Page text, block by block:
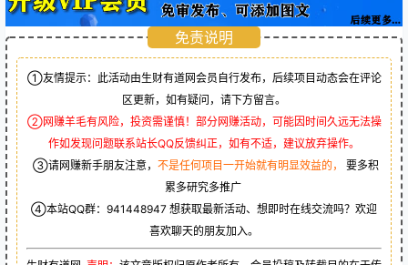
免责说明
①友情提示：此活动由生财有道网会员自行发布，后续项目动态会在评论
区更新，如有疑问，请下方留言。
②网赚羊毛有风险，投资需谨慎！部分网赚活动，可能因时间久远无法操
作如发现问题联系站长QQ反馈纠正，如有不适，建议放弃操作。
③请网赚新手朋友注意， 不是任何项目一开始就有明显效益的，
要多积
累多研究多推广
④本站QQ群： 941448947 想获取最新活动、想即时在线交流吗？欢迎
喜欢聊天的朋友加入。